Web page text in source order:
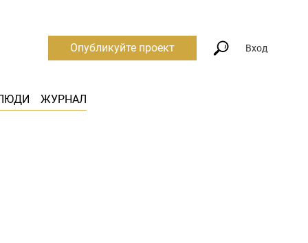
ЖУРНАЛ
Опубликуйте проект Вход